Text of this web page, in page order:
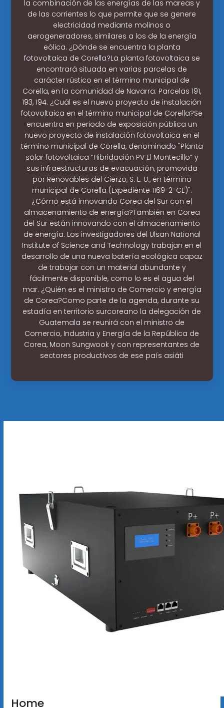
la combinación de las energías de las mareas y
de las corrientes lo que permite que se genere
electricidad mediante molinos o
aerogeneradores, similares a los de la energía
eólica. ¿Dónde se encuentra la planta
fotovoltaica de Corella?La planta fotovoltaica se
encontrará situada en varias parcelas de
carácter rústico en el término municipal de
Corella, en la comunidad de Navarra: Parcelas 191,
193, 194. ¿Cuál es el nuevo proyecto de instalación
fotovoltaica en el término municipal de Corella?Se
encuentra en periodo de exposición pública un
nuevo proyecto de instalación fotovoltaica en el
término municipal de Corella, denominado "Planta
solar fotovoltaica “Hibridación PV El Montecillo” y
sus infraestructuras de evacuación, promovida
por Renovables del Cierzo, S. L. U., en término
municipal de Corella (Expediente 1169-2-CE)".
¿Cómo está innovando Corea del Sur con el
almacenamiento de energía?También en Corea
del Sur están innovando con el almacenamiento
de energía. Los investigadores del Ulsan National
Institute of Science and Technology trabajan en el
desarrollo de una nueva batería ecológica capaz
de trabajar con un material abundante y
fácilmente disponible, como lo es el agua del
mar. ¿Quién es el ministro de Comercio y energía
de Corea?Como parte de la agenda, durante su
estadía en territorio surcoreano la delegación de
Guatemala se reunirá con el ministro de
Comercio, Industria y Energía de la República de
Corea, Moon Sungwook y con representantes de
sectores productivos de ese país asiáti
Home